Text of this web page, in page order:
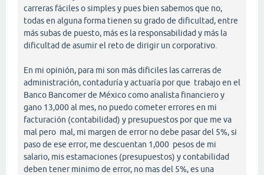
carreras fáciles o simples y pues bien sabemos que no,
todas en alguna forma tienen su grado de dificultad, entre
más subas de puesto, más es la responsabilidad y más la
dificultad de asumir el reto de dirigir un corporativo.
En mi opinión, para mi son más dificiles las carreras de
administración, contaduría y actuaría por que trabajo en el
Banco Bancomer de México como analista financiero y
gano 13,000 al mes, no puedo cometer errores en mi
facturación (contabilidad) y presupuestos por que me va
mal pero mal, mi margen de error no debe pasar del 5%, si
paso de ese error, me descuentan 1,000 pesos de mi
salario, mis estamaciones (presupuestos) y contabilidad
deben tener minimo de error, no mas del 5%, es una